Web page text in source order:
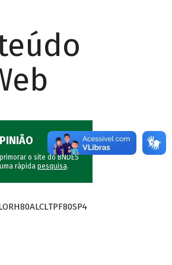
o site do BNDES
rápida pesquisa.